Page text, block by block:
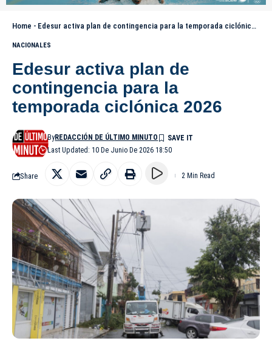
Home - Edesur activa plan de contingencia para la temporada ciclónica 2026
NACIONALES
Edesur activa plan de
contingencia para la
temporada ciclónica 2026
Last Updated: 10 De Junio De 2026 18:50
ByREDACCIÓN DE ÚLTIMO MINUTO
Share 2 Min Read